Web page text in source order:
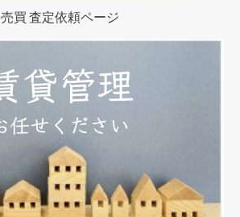
売買 査定依頼ページ